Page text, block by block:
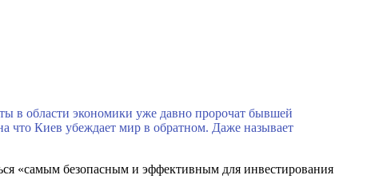
в области экономики уже давно пророчат бывшей
что Киев убеждает мир в обратном. Даже называет
«самым безопасным и эффективным для инвестирования